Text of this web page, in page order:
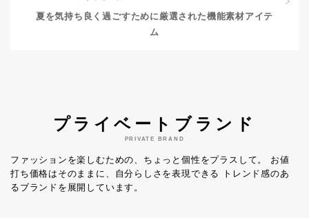
夏を気持ち良く過ごすために 厳選された機能素材アイテ
ム
プライベートブランド
PRIVATE BRAND
ファッションを楽しむための、ちょっと個性をプラスして。
お値
打ち価格はそのままに、自分らしさを表現できる
トレンド感のあ
るブランドを展開しています。